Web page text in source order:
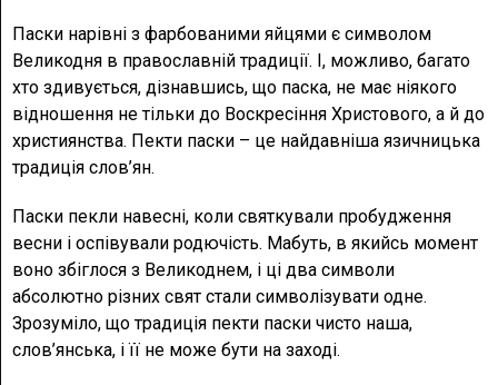
Паски нарівні з фарбованими яйцями є символом
Великодня в православній традиції. І, можливо, багато
хто здивується, дізнавшись, що паска, не має ніякого
відношення не тільки до Воскресіння Христового, а й до
християнства. Пекти паски – це найдавніша язичницька
традиція слов’ян.
Паски пекли навесні, коли святкували пробудження
весни і оспівували родючість. Мабуть, в якийсь момент
воно збіглося з Великоднем, і ці два символи
абсолютно різних свят стали символізувати одне.
Зрозуміло, що традиція пекти паски чисто наша,
слов’янська, і її не може бути на заході.